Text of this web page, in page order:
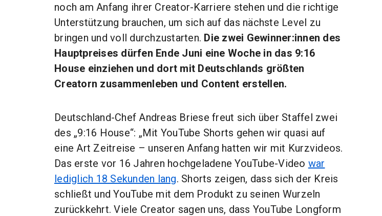
noch am Anfang ihrer Creator-Karriere stehen und die richtige
Unterstützung brauchen, um sich auf das nächste Level zu
bringen und voll durchzustarten. Die zwei Gewinner:innen des
Hauptpreises dürfen Ende Juni eine Woche in das 9:16
House einziehen und dort mit Deutschlands größten
Creatorn zusammenleben und Content erstellen.
Deutschland-Chef Andreas Briese freut sich über Staffel zwei
des „9:16 House“: „Mit YouTube Shorts gehen wir quasi auf
eine Art Zeitreise – unseren Anfang hatten wir mit Kurzvideos.
Das erste vor 16 Jahren hochgeladene YouTube-Video war
lediglich 18 Sekunden lang. Shorts zeigen, dass sich der Kreis
schließt und YouTube mit dem Produkt zu seinen Wurzeln
zurückkehrt. Viele Creator sagen uns, dass YouTube Longform